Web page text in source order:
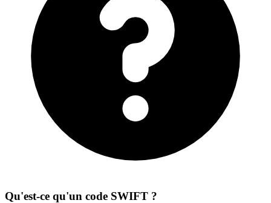
Qu'est-ce qu'un code SWIFT ?